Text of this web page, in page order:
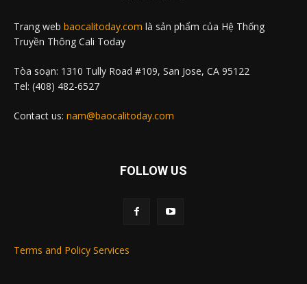
Trang web baocalitoday.com là sản phẩm của Hệ Thống
Truyền Thông Cali Today
Tòa soạn: 1310 Tully Road #109, San Jose, CA 95122
Tel: (408) 482-6527
Contact us: nam@baocalitoday.com
FOLLOW US
Terms and Policy Services